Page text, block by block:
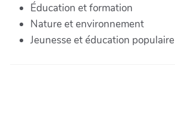
Éducation et formation
Nature et environnement
Jeunesse et éducation populaire